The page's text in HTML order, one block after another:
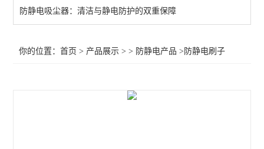
防静电椅子
防静电吸尘器：清洁与静电防护的双重保障
你的位置：首页 > 产品展示 > > 防静电产品 >防静电刷子